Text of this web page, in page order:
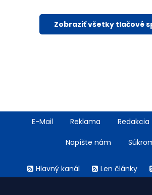
Zobraziť všetky tlačové
FooterE-Mail Reklama Redakcia
Napíšte nám
menuHlavný kanál Len články